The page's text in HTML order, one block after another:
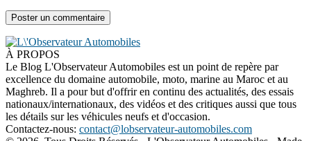
À PROPOS
Le Blog L'Observateur Automobiles est un point de repère par
excellence du domaine automobile, moto, marine au Maroc et au
Maghreb. Il a pour but d'offrir en continu des actualités, des essais
nationaux/internationaux, des vidéos et des critiques aussi que tous
les détails sur les véhicules neufs et d'occasion.
Contactez-nous: contact@lobservateur-automobiles.com